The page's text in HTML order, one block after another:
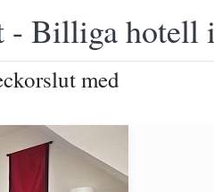
Billiga hotell
med